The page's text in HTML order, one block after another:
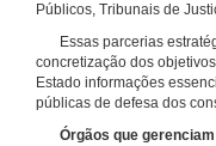
Públicos, Tribunais de
Essas parcerias
concretização dos
Estado informações
públicas de defesa dos
Órgãos que